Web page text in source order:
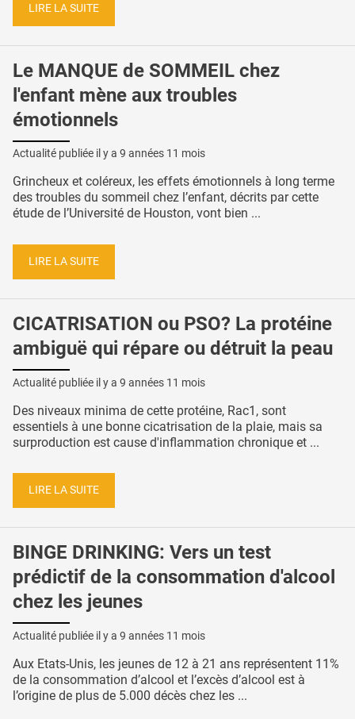
LIRE LA SUITE
Le MANQUE de SOMMEIL chez
l'enfant mène aux troubles
émotionnels
Actualité publiée il y a 9 années 11 mois
Grincheux et coléreux, les effets émotionnels à long terme
des troubles du sommeil chez l’enfant, décrits par cette
étude de l’Université de Houston, vont bien ...
LIRE LA SUITE
CICATRISATION ou PSO? La protéine
ambiguë qui répare ou détruit la peau
Actualité publiée il y a 9 années 11 mois
Des niveaux minima de cette protéine, Rac1, sont
essentiels à une bonne cicatrisation de la plaie, mais sa
surproduction est cause d'inflammation chronique et ...
LIRE LA SUITE
BINGE DRINKING: Vers un test
prédictif de la consommation d'alcool
chez les jeunes
Actualité publiée il y a 9 années 11 mois
Aux Etats-Unis, les jeunes de 12 à 21 ans représentent 11%
de la consommation d’alcool et l’excès d’alcool est à
l’origine de plus de 5.000 décès chez les ...